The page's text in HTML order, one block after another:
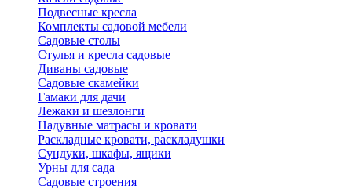
Подвесные кресла
Комплекты садовой мебели
Садовые столы
Стулья и кресла садовые
Диваны садовые
Садовые скамейки
Гамаки для дачи
Лежаки и шезлонги
Надувные матрасы и кровати
Раскладные кровати, раскладушки
Сундуки, шкафы, ящики
Урны для сада
Садовые строения